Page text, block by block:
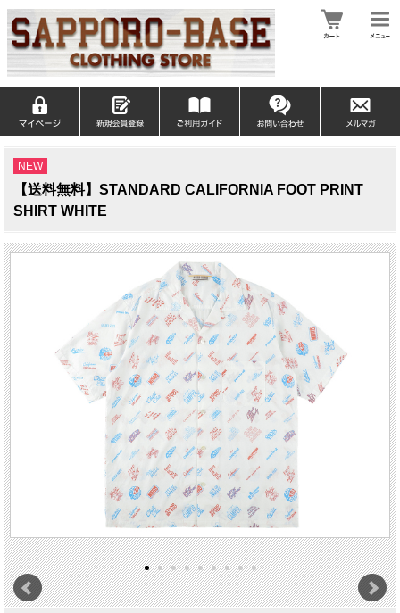
NEW
【送料無料】STANDARD CALIFORNIA FOOT PRINT
SHIRT WHITE